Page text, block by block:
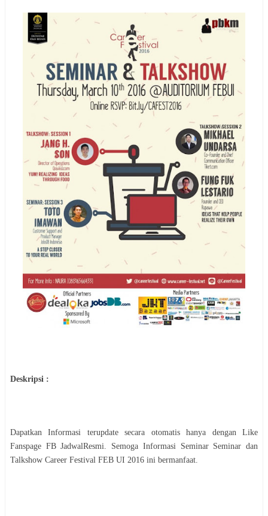
Deskripsi :
Dapatkan Informasi terupdate secara otomatis hanya dengan Like
Fanspage FB JadwalResmi. Semoga Informasi Seminar Seminar dan
Talkshow Career Festival FEB UI 2016 ini bermanfaat.